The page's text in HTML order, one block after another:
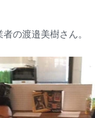
の渡邉美樹さん。